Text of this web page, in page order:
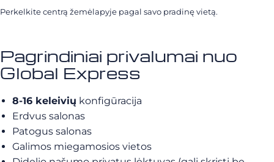
Perkelkite centrą žemėlapyje pagal savo pradinę vietą.
Pagrindiniai privalumai nuo
Global Express
8-16 keleivių konfigūracija
Erdvus salonas
Patogus salonas
Galimos miegamosios vietos